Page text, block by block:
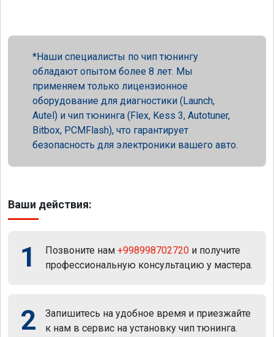
Наши специалисты по чип тюнингу
обладают опытом более 8 лет. Мы
применяем только лицензионное
оборудование для диагностики (Launch,
Autel) и чип тюнинга (Flex, Kess 3, Autotuner,
Bitbox, PCMFlash), что гарантирует
безопасность для электроники вашего авто.
Ваши действия:
1 Позвоните нам +998998702720 и получите
профессиональную консультацию у мастера.
2
Запишитесь на удобное время и приезжайте
к нам в сервис на установку чип тюнинга.